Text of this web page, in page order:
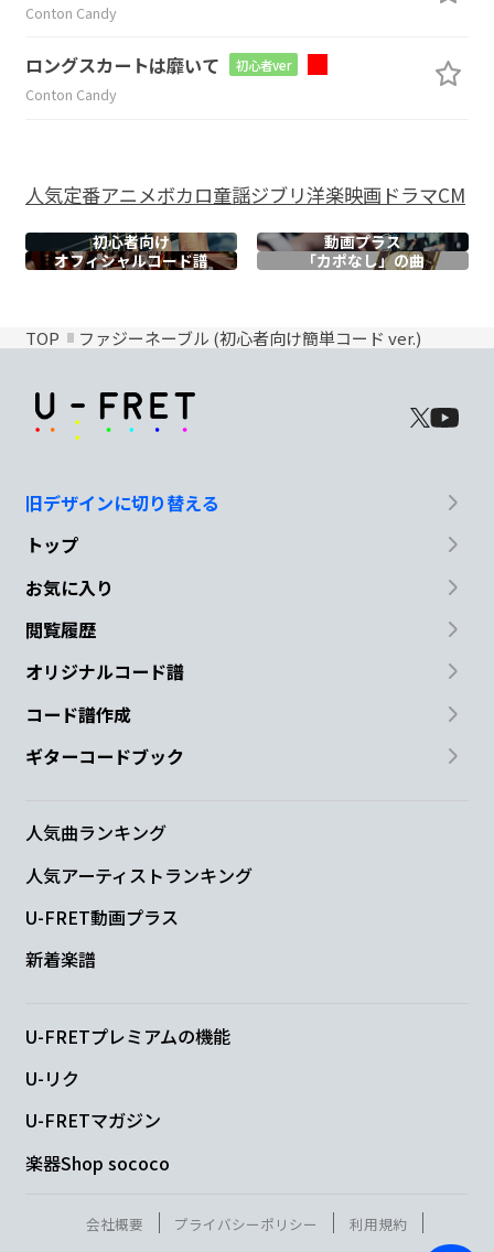
Conton Candy
ロングスカートは靡いて 初心者ver
Conton Candy
人気定番アニメボカロ童謡ジブリ洋楽映画ドラマCM
初心者向け
動画プラス
オフィシャルコード譜 「カポなし」の曲
TOP ファジーネーブル (初心者向け簡単コード ver.)
旧デザインに切り替える
トップ
お気に入り
閲覧履歴
オリジナルコード譜
コード譜作成
ギターコードブック
人気曲ランキング
人気アーティストランキング
U-FRET動画プラス
新着楽譜
U-FRETプレミアムの機能
U-リク
U-FRETマガジン
楽器Shop sococo
会社概要 プライバシーポリシー 利用規約